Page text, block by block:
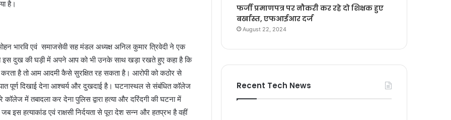
है।
भारवि एवं समाजसेवी सह मंडल अध्यक्ष अनिल कुमार त्रिवेदी ने एक
को इस दुख की घड़ी में अपने आप को भी उनके साथ खड़ा रखते हुए कहा है कि
है तो आम आदमी कैसे सुरक्षित रह सकता है। आरोपी को कठोर से
पूर्ण दिखाई देना आश्चर्य और दुखदाई है। घटनास्थल से संबंधित कॉलेज
में तबादला कर देना पुलिस द्वारा हत्या और दरिंदगी की घटना में
हत्याकांड एवं राक्षसी निर्दयता से पूरा देश सन्न और हतप्रभ है वहीं
फर्जी प्रमाणपत्र पर नौकरी कर रहे दो शिक्षक हुए
बर्खास्त, एफआईआर दर्ज
August 22, 2024
Recent Tech News